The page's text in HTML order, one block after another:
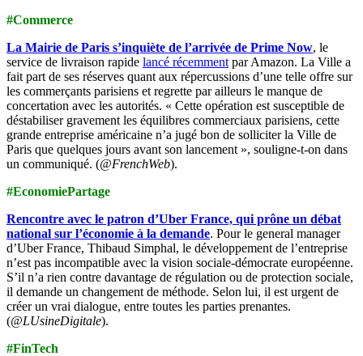
#Commerce
La Mairie de Paris s’inquiète de l’arrivée de Prime Now, le
service de livraison rapide lancé récemment par Amazon. La Ville a
fait part de ses réserves quant aux répercussions d’une telle offre sur
les commerçants parisiens et regrette par ailleurs le manque de
concertation avec les autorités. « Cette opération est susceptible de
déstabiliser gravement les équilibres commerciaux parisiens, cette
grande entreprise américaine n’a jugé bon de solliciter la Ville de
Paris que quelques jours avant son lancement », souligne-t-on dans
un communiqué. (@FrenchWeb).
#EconomiePartage
Rencontre avec le patron d’Uber France, qui prône un débat
national sur l’économie à la demande. Pour le general manager
d’Uber France, Thibaud Simphal, le développement de l’entreprise
n’est pas incompatible avec la vision sociale-démocrate européenne.
S’il n’a rien contre davantage de régulation ou de protection sociale,
il demande un changement de méthode. Selon lui, il est urgent de
créer un vrai dialogue, entre toutes les parties prenantes.
(‏@LUsineDigitale).
#FinTech